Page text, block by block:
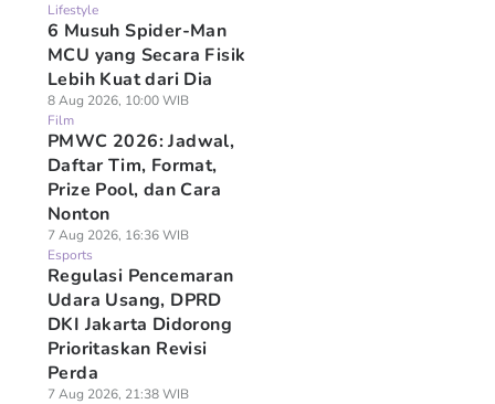
Lifestyle
6 Musuh Spider-Man
MCU yang Secara Fisik
Lebih Kuat dari Dia
8 Aug 2026, 10:00 WIB
Film
PMWC 2026: Jadwal,
Daftar Tim, Format,
Prize Pool, dan Cara
Nonton
7 Aug 2026, 16:36 WIB
Esports
Regulasi Pencemaran
Udara Usang, DPRD
DKI Jakarta Didorong
Prioritaskan Revisi
Perda
7 Aug 2026, 21:38 WIB